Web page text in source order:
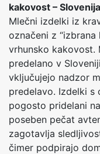
kakovost –
Mlečni izdelki iz
označeni z
vrhunsko kakovost.
predelano v
vključujejo nadzor
predelavo. Izdelki
pogosto pridelani
poseben pečat
zagotavlja
čimer podpirajo